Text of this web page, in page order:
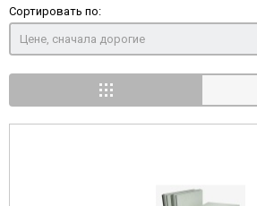
Сортировать по:
Цене, сначала дорогие